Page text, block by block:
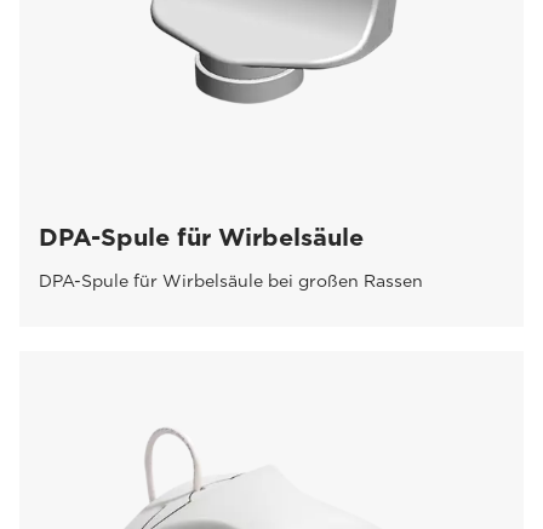
DPA-Spule für Wirbelsäule
DPA-Spule für Wirbelsäule bei großen Rassen